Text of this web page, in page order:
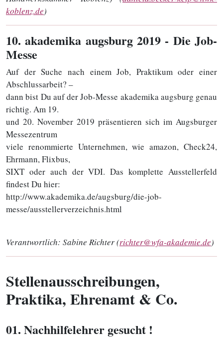
koblenz.de)
10. akademika augsburg 2019 - Die Job-
Messe
Auf der Suche nach einem Job, Praktikum oder einer
Abschlussarbeit? –
dann bist Du auf der Job-Messe akademika augsburg genau
richtig. Am 19.
und 20. November 2019 präsentieren sich im Augsburger
Messezentrum
viele renommierte Unternehmen, wie amazon, Check24,
Ehrmann, Flixbus,
SIXT oder auch der VDI. Das komplette Ausstellerfeld
findest Du hier:
http://www.akademika.de/augsburg/die-job-
messe/ausstellerverzeichnis.html
Verantwortlich: Sabine Richter (richter@wfa-akademie.de)
Stellenausschreibungen,
Praktika, Ehrenamt & Co.
01. Nachhilfelehrer gesucht !